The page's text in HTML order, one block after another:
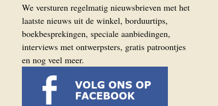
We versturen regelmatig nieuwsbrieven met het
laatste nieuws uit de winkel, borduurtips,
boekbesprekingen, speciale aanbiedingen,
interviews met ontwerpsters, gratis patroontjes
en nog veel meer.